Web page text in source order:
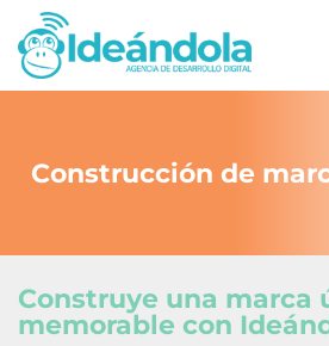
Construcción de
Construye una marca
memorable con